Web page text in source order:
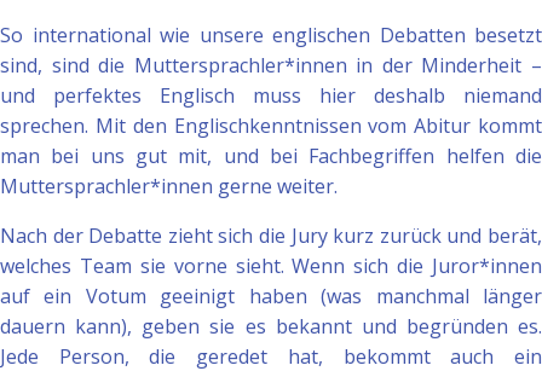
So international wie unsere englischen Debatten besetzt
sind, sind die Muttersprachler*innen in der Minderheit –
und perfektes Englisch muss hier deshalb niemand
sprechen. Mit den Englischkenntnissen vom Abitur kommt
man bei uns gut mit, und bei Fachbegriffen helfen die
Muttersprachler*innen gerne weiter.
Nach der Debatte zieht sich die Jury kurz zurück und berät,
welches Team sie vorne sieht. Wenn sich die Juror*innen
auf ein Votum geeinigt haben (was manchmal länger
dauern kann), geben sie es bekannt und begründen es.
Jede Person, die geredet hat, bekommt auch ein